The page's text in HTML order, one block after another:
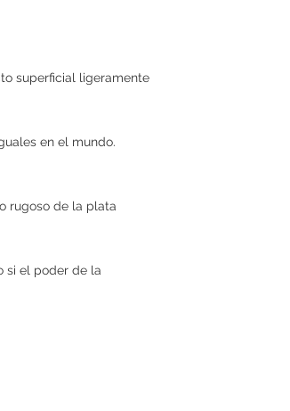
superficial ligeramente
en el mundo.
rugoso de la plata
si el poder de la